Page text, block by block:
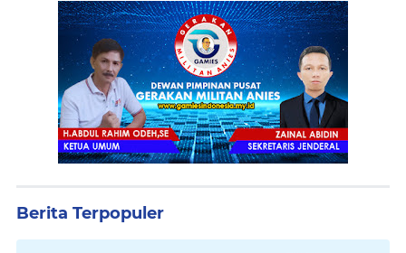
Berita Terpopuler